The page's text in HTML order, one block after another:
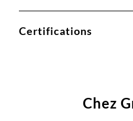
Certifications
Chez